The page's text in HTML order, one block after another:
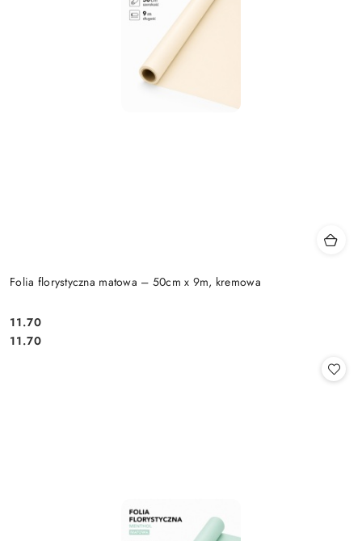
Folia florystyczna matowa – 50cm x 9m, kremowa
Cena:
11.70
Cena:
11.70